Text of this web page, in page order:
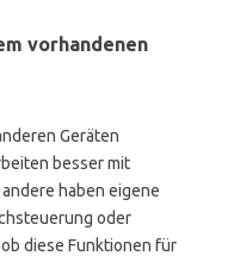
vorhandenen
Geräten
besser mit
haben eigene
oder
diese Funktionen für